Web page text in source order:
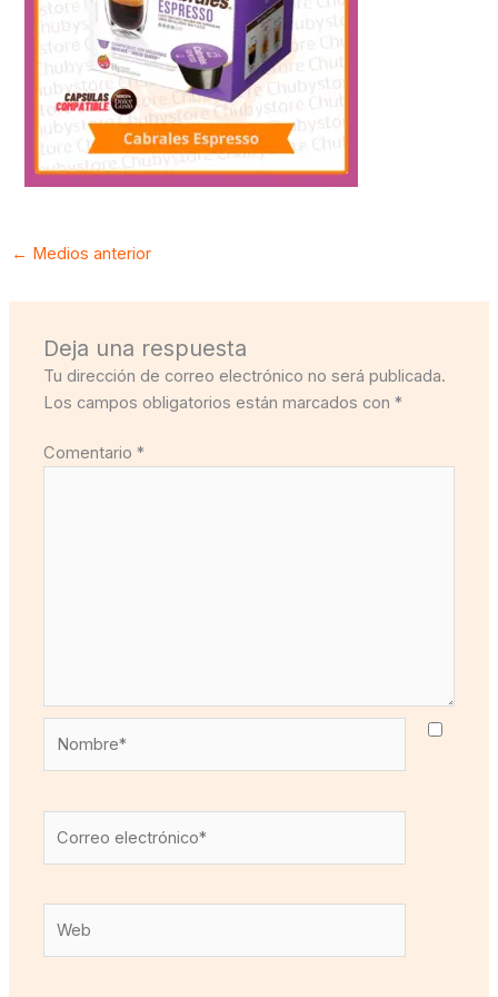
← Medios anterior
Deja una respuesta
Tu dirección de correo electrónico no será publicada.
Los campos obligatorios están marcados con*
Comentario*
electrónico*